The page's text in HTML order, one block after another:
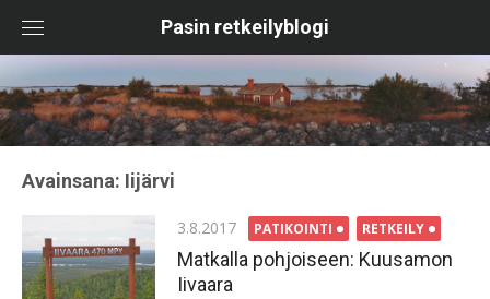
content
Pasin retkeilyblogi
Avainsana: Iijärvi
Posted
on
3.8.2017 PATIKOINTI RETKEILY
Matkalla pohjoiseen: Kuusamon
Iivaara